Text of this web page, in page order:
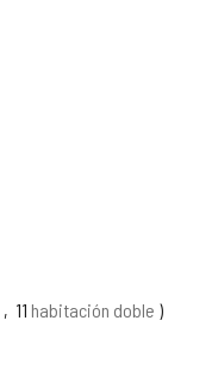
11 habitación doble